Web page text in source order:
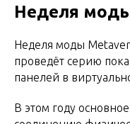
Неделя
Неделя моды
проведёт серию
панелей в
В этом году